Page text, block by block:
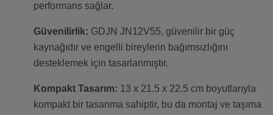
performans sağlar.
Güvenilirlik: GDJN JN12V55, güvenilir bir güç
kaynağıdır ve engelli bireylerin bağımsızlığını
desteklemek için tasarlanmıştır.
Kompakt Tasarım: 13 x 21.5 x 22.5 cm boyutlarıyla
kompakt bir tasarıma sahiptir, bu da montaj ve taşıma